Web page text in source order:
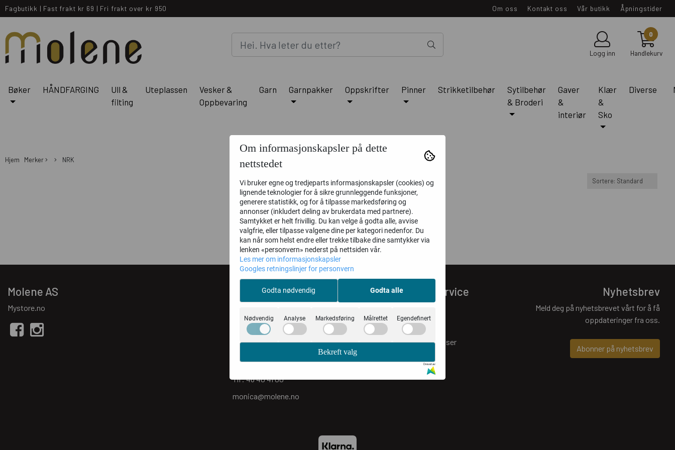
Fagbutikk | Fast frakt kr 69 | Fri frakt over kr 950 Om oss Kontakt oss Vår butikk Åpningstider
Logg inn
0
Handlekurv
Bøker HÅNDFARGING
Ull &
filting
Uteplassen
Vesker &
Oppbevaring
Garn Garnpakker Oppskrifter Pinner Strikketilbehør
Sytilbehør
& Broderi
Gaver
&
interiør
Klær
&
Sko
Diverse
Hjem Merker NRK
Populært iNRK
Dessverre ble det ikke funnet noen produkter.
Molene AS
Mystore.no
Om oss
Eidsfossveien 58
3095 Eidsfoss
Org. nr. 819335982 MVA Foretaksregisteret
Tlf:46 40 41 00
monica@molene.no
Kundeservice
Om oss
Salgsbetingelser
Åpningstider
Nyhetsbrev
Meld deg på nyhetsbrevet vårt for å få
oppdateringer fra oss.
Abonner på nyhetsbrev
Om informasjonskapsler på dette
nettstedet
Vi bruker egne og tredjeparts informasjonskapsler (cookies) og
lignende teknologier for å sikre grunnleggende funksjoner,
generere statistikk, og for å tilpasse markedsføring og
annonser (inkludert deling av brukerdata med partnere).
Samtykket er helt frivillig. Du kan velge å godta alle, avvise
valgfrie, eller tilpasse valgene dine per kategori nedenfor. Du
kan når som helst endre eller trekke tilbake dine samtykker via
lenken «personvern» nederst på nettsiden vår.
Les mer om informasjonskapsler
Googles retningslinjer for personvern
Godta nødvendig Godta alle
Nødvendig Analyse Markedsføring Målrettet Egendefinert
Bekreft valg
Drevet av